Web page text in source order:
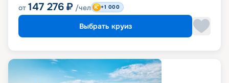
от 147 276 ₽ /чел +1 000
Выбрать круиз